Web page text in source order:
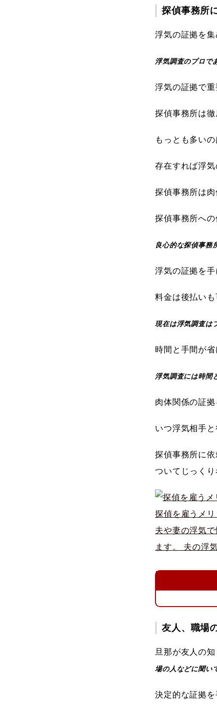
探偵事務所
浮気の証拠を
浮気調査のプロで
浮気の証拠で
探偵事務所は
もっとも多い
存在すれば浮
探偵事務所は
探偵事務所へ
良心的な探偵事務
浮気の証拠を
料金は後払い
現在は浮気調査は
時間と手間が
浮気調査には時間
肉体関係の証
いつ浮気相手
探偵事務所に
ついてじっく
探偵を雇うメ
夫や妻の浮気
ます。 夫の浮
友人、職場
旦那が友人の
場の人などに聞い
決定的な証拠